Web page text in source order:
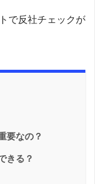
で反社チェックが
要なの？
きる？